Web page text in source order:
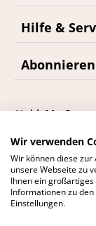
Hilfe &
*inkl. MwSt.,
Du findest
Wir verwenden
Wir können diese
unsere Webseite zu
Ihnen ein
Informationen zu
Einstellungen.